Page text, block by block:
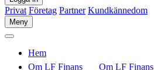
Privat Företag Partner Kundkännedom
Meny
Hem
Om LF Finans
Om LF Finans